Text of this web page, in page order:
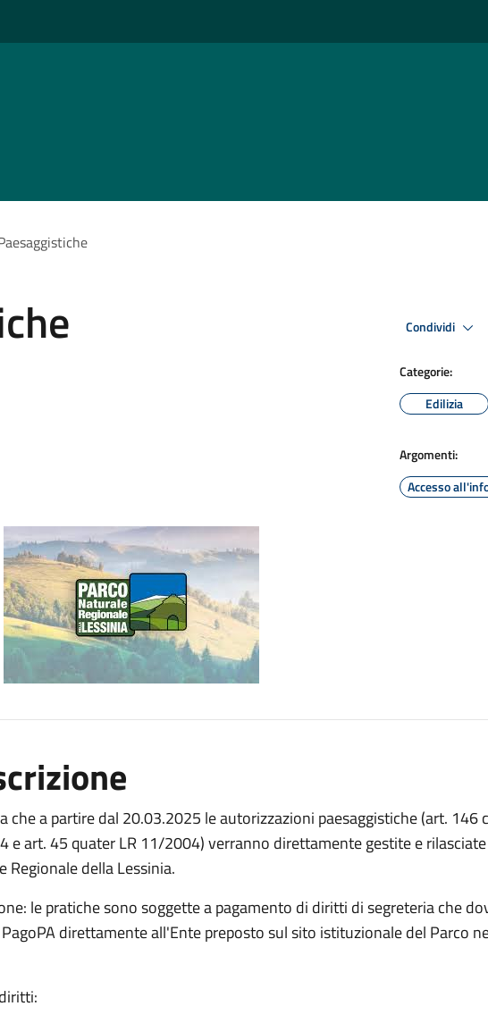
Condividi
Categorie:
Edilizia
Argomenti:
Accesso
che a partire dal 20.03.2025 le autorizzazioni paesaggistiche (art. 146
e art. 45 quater LR 11/2004) verranno direttamente gestite e
Regionale della Lessinia.
le pratiche sono soggette a pagamento di diritti di segreteria che
direttamente all'Ente preposto sul sito istituzionale del Parco